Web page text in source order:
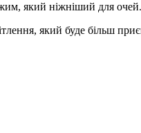
який ніжніший для очей.
який буде більш